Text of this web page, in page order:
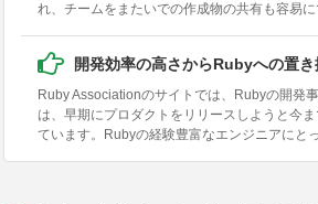
れ、チームをまたいでの作成物の共有も容易に
開発効率の高さからRubyへの置
Ruby Associationのサイトでは、Rubyの開発
は、早期にプロダクトをリリースしようと今
ています。Rubyの経験豊富なエンジニアにと